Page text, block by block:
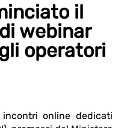
il
webinar
operatori
online dedicati